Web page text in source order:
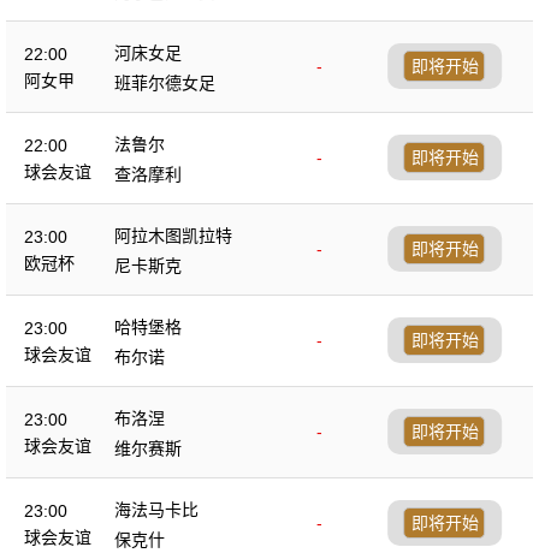
6
22:00
阿女甲
河床女足
-
班菲尔德女足
即将开始
22:00
球会友谊
法鲁尔
-
查洛摩利
即将开始
23:00
欧冠杯
阿拉木图凯拉特
-
尼卡斯克
即将开始
23:00
球会友谊
哈特堡格
-
布尔诺
即将开始
23:00
球会友谊
布洛涅
-
维尔赛斯
即将开始
23:00
球会友谊
海法马卡比
-
保克什
即将开始